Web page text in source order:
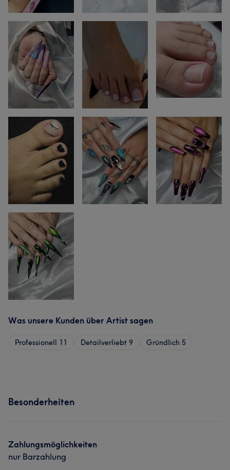
Was unsere Kunden über Artist sagen
Professionell 11 Detailverliebt 9 Gründlich 5
Besonderheiten
Zahlungsmöglichkeiten
nur Barzahlung